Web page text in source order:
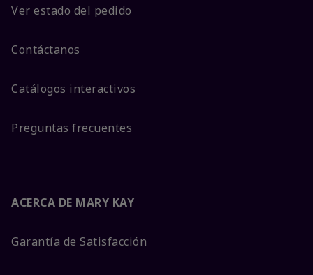
Ver estado del pedido
Contáctanos
Catálogos interactivos
Preguntas frecuentes
ACERCA DE MARY KAY
Garantía de Satisfacción